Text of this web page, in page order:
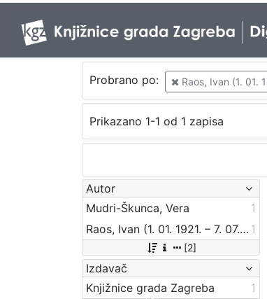
Probrano po: Raos, Ivan (1. 01.
Prikazano 1-1 od 1 zapisa
Autor
Mudri-Škunca, Vera
1
Raos, Ivan (1. 01. 1921. – 7. 07. 1987.) 1
[2]
Izdavač
Knjižnice grada Zagreba
1